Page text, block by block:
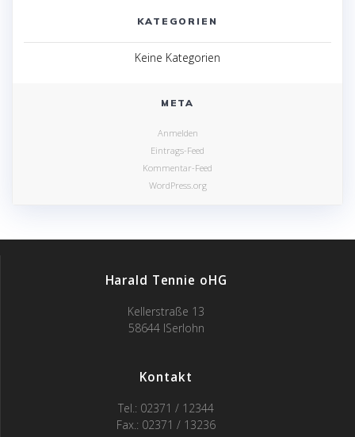
KATEGORIEN
Keine Kategorien
META
Anmelden
Eintrags-Feed
Kommentar-Feed
WordPress.org
Harald Tennie oHG
Kellerstraße 13
58644 ISerlohn
Kontakt
Tel.: 02371 / 12344
Fax.: 02371 / 13236